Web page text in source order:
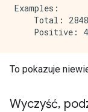
Examples:
Total:
To pokazuje
Wyczyść,